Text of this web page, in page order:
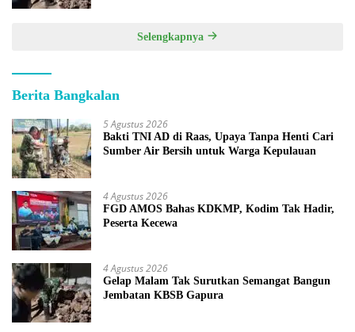
Selengkapnya
Berita Bangkalan
5 Agustus 2026
Bakti TNI AD di Raas, Upaya Tanpa Henti Cari
Sumber Air Bersih untuk Warga Kepulauan
4 Agustus 2026
FGD AMOS Bahas KDKMP, Kodim Tak Hadir,
Peserta Kecewa
4 Agustus 2026
Gelap Malam Tak Surutkan Semangat Bangun
Jembatan KBSB Gapura